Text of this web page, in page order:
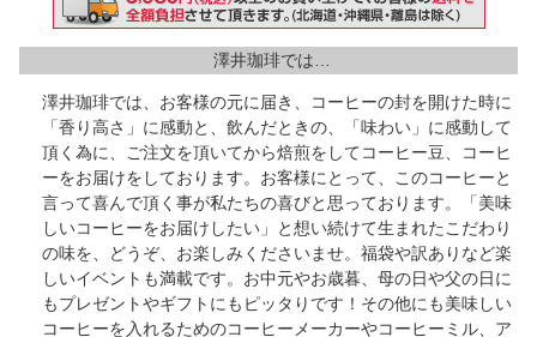
澤井珈琲では…
澤井珈琲では、お客様の元に届き、コーヒーの封を開けた時に
「香り高さ」に感動と、飲んだときの、「味わい」に感動して
頂く為に、ご注文を頂いてから焙煎をしてコーヒー豆、コーヒ
ーをお届けをしております。お客様にとって、このコーヒーと
言って喜んで頂く事が私たちの喜びと思っております。「美味
しいコーヒーをお届けしたい」と想い続けて生まれたこだわり
の味を、どうぞ、お楽しみくださいませ。福袋や訳ありなど楽
しいイベントも満載です。お中元やお歳暮、母の日や父の日に
もプレゼントやギフトにもピッタりです！その他にも美味しい
コーヒーを入れるためのコーヒーメーカーやコーヒーミル、ア